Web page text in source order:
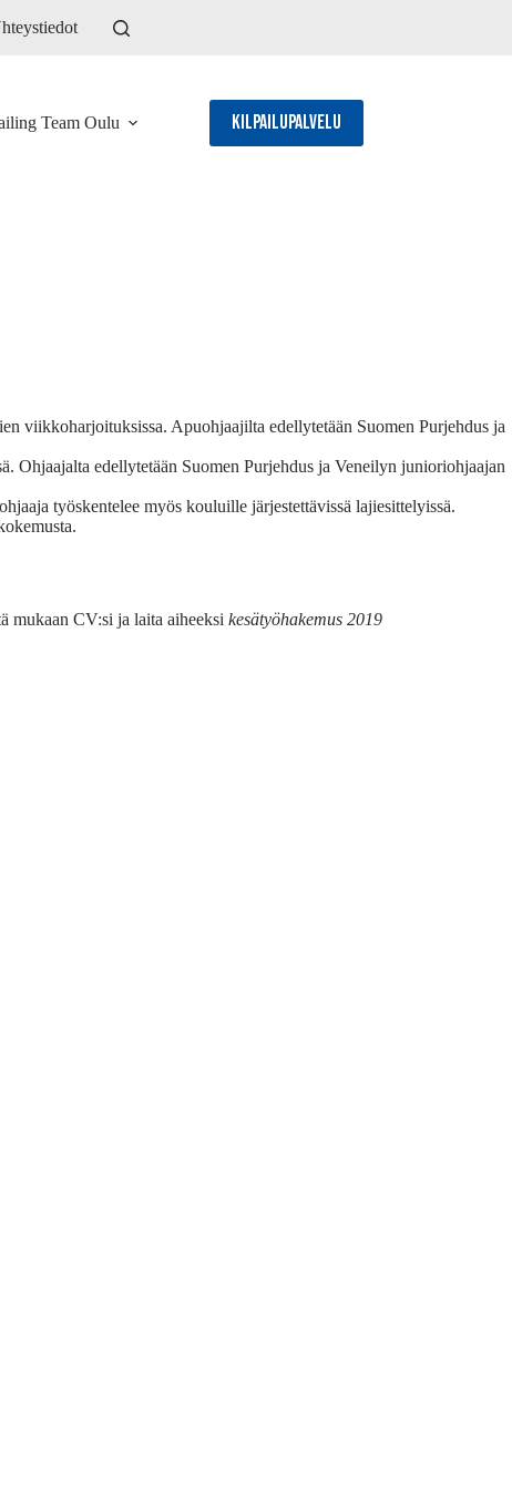
Team Oulu Kilpailupalvelu
viikkoharjoituksissa. Apuohjaajilta edellytetään Suomen Purjehdus ja
Ohjaajalta edellytetään Suomen Purjehdus ja Veneilyn junioriohjaajan
työskentelee myös kouluille järjestettävissä lajiesittelyissä.
mukaan CV:si ja laita aiheeksi kesätyöhakemus 2019